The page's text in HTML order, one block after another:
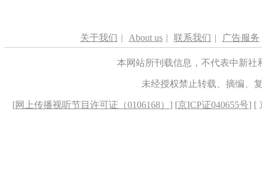
关于我们 | About us | 联系我们 | 广告服务
本网站所刊载信息，不代表中新
未经授权禁止转载、摘编、
[网上传播视听节目许可证（0106168） ] [京ICP证040655号] [